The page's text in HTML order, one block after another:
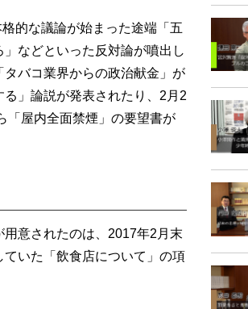
的な議論が始まった途端「五
などといった反対論が噴出し
バコ業界からの政治献金」が
」論説が発表されたり、2月2
「屋内全面禁煙」の要望書が
意されたのは、2017年2月末
いた「飲食店について」の項